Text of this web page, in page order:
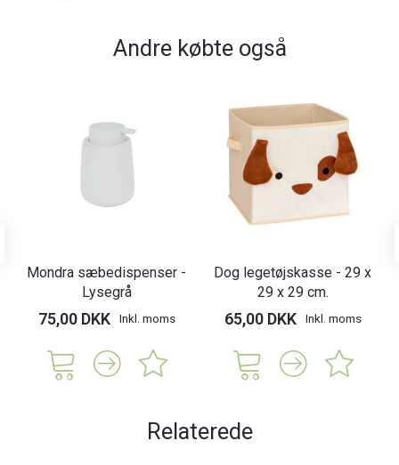
Andre købte også
Mondra sæbedispenser -
Lysegrå
75,00 DKK Inkl. moms
Dog legetøjskasse - 29 x
29 x 29 cm.
65,00 DKK Inkl. moms
Relaterede